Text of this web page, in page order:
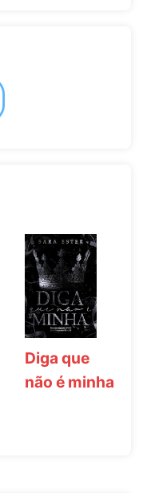
Diga que
não é minha